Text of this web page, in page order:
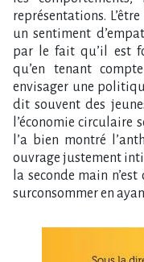
représentations.
un sentiment
par le fait qu’il est
qu’en tenant
envisager une
dit souvent des
l’économie circulaire
l’a bien montré
ouvrage justement
la seconde main
surconsommer en